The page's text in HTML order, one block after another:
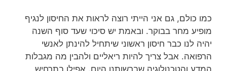
כמו כולם, גם אני הייתי רוצה לראות את החיסון לנגיף
מופיע מחר בבוקר. ובאמת יש סיכוי שעד סוף השנה
יהיה לנו כבר חיסון ראשוני שיתחיל להינתן לאנשי
הרפואה. אבל צריך להיות ריאליים ולהבין מה מגבלות
המדע והטכנולוגיה שברשותנו היום. אפילו בתרחיש